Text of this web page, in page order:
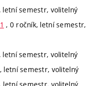
letní semestr, volitelný
, 0 ročník, letní semestr,
letní semestr, volitelný
letní semestr, volitelný